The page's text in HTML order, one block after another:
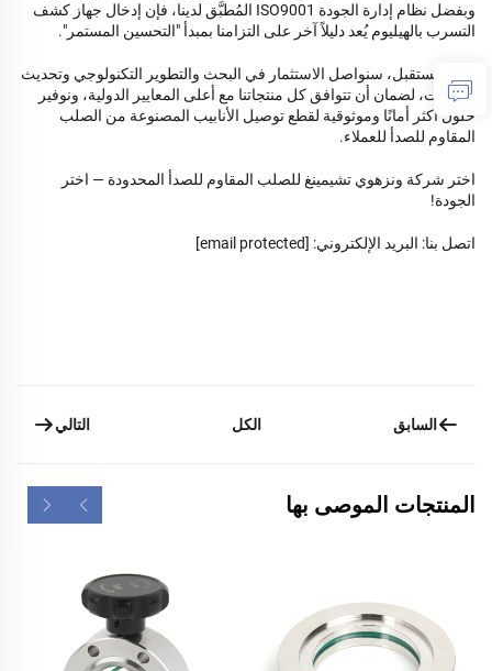
وبفضل نظام إدارة الجودة ISO9001 المُطبَّق لدينا، فإن إدخال جهاز كشف
التسرب بالهيليوم يُعد دليلاً آخر على التزامنا بمبدأ "التحسين المستمر".
في المستقبل، سنواصل الاستثمار في البحث والتطوير التكنولوجي وتحديث
المعدات، لضمان أن تتوافق كل منتجاتنا مع أعلى المعايير الدولية، ونوفير
حلول أكثر أمانًا وموثوقية لقطع توصيل الأنابيب المصنوعة من الصلب
المقاوم للصدأ للعملاء.
اختر شركة ونزهوي تشيمينغ للصلب المقاوم للصدأ المحدودة — اختر
الجودة!
اتصل بنا: البريد الإلكتروني: [email protected]
السابق الكل التالي
المنتجات الموصى بها